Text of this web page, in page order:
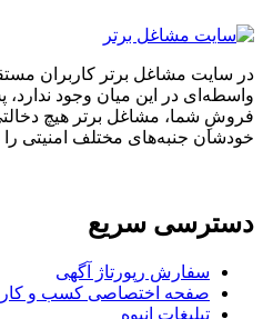
در سایت مشاغل برتر کاربران
واسطه‌ای در این میان وجود
فروشِ شما، مشاغل برتر هیچ دخالتی
خودشان جنبه‌های مختلف امنیتی را
دسترسی سریع
سفارش رپورتاژ آگهی
صفحه اختصاصی کسب و
تبلیغات انبوه